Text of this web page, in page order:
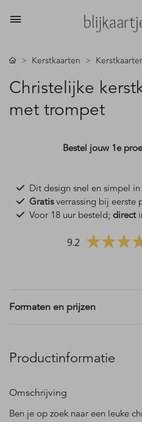
Kerstkaarten
Christelijke
met trompet
Bestel jouw 1e
Dit design snel en simpel
Gratisverrassing bij eerste
Voor 18 uur besteld; direct
9.2
Formaten en prijzen
Productinformatie
Omschrijving
Ben je op zoek naar een leuke